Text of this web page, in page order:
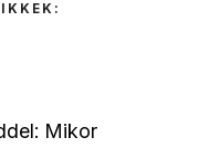
Mikor